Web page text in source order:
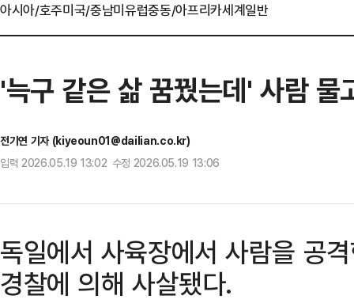
아시아/호주미국/중남미유럽중동/아프리카세계일반
'늑구 같은 삶 꿈꿨는데' 사람 물
전기연 기자 (kiyeoun01@dailian.co.kr)
입력 2026.05.19 13:02 수정 2026.05.19 13:06
독일에서 사육장에서 사람을 공
경찰에 의해 사살됐다.